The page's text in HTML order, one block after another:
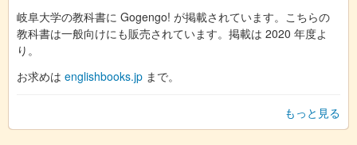
岐阜大学の教科書に Gogengo! が掲載されています。こちらの
教科書は一般向けにも販売されています。掲載は 2020 年度よ
り。
お求めは englishbooks.jp まで。
もっと見る